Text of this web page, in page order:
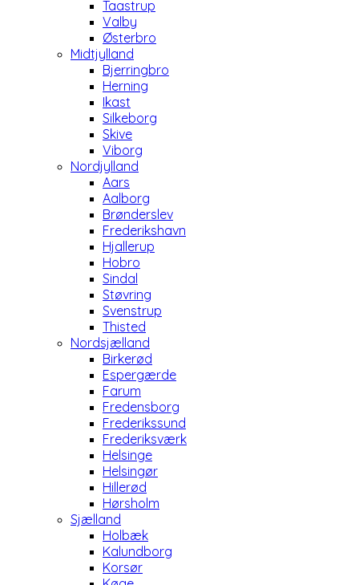
Taastrup
Valby
Østerbro
Midtjylland
Bjerringbro
Herning
Ikast
Silkeborg
Skive
Viborg
Nordjylland
Aars
Aalborg
Brønderslev
Frederikshavn
Hjallerup
Hobro
Sindal
Støvring
Svenstrup
Thisted
Nordsjælland
Birkerød
Espergærde
Farum
Fredensborg
Frederikssund
Frederiksværk
Helsinge
Helsingør
Hillerød
Hørsholm
Sjælland
Holbæk
Kalundborg
Korsør